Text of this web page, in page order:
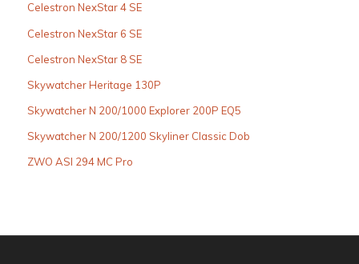
Celestron NexStar 4 SE
Celestron NexStar 6 SE
Celestron NexStar 8 SE
Skywatcher Heritage 130P
Skywatcher N 200/1000 Explorer 200P EQ5
Skywatcher N 200/1200 Skyliner Classic Dob
ZWO ASI 294 MC Pro